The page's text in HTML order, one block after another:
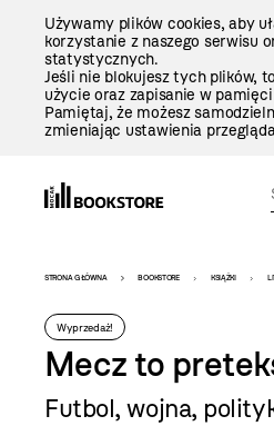
Używamy plików cookies, aby
korzystanie z naszego serwisu
statystycznych.
Jeśli nie blokujesz tych plików,
użycie oraz zapisanie w
Pamiętaj, że możesz
zmieniając ustawienia
Bookstore
-
szablon
szczegóły
STRONA GŁÓWNA BOOKSTORE KSIĄŻKI
Wyprzedaż!
Mecz to
Futbol, wojna,